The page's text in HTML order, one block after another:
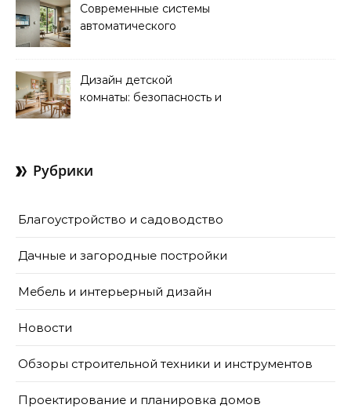
Современные системы
автоматического
Дизайн детской
комнаты: безопасность и
Рубрики
Благоустройство и садоводство
Дачные и загородные постройки
Мебель и интерьерный дизайн
Новости
Обзоры строительной техники и инструментов
Проектирование и планировка домов